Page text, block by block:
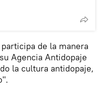
de la manera
Agencia Antidopaje
la cultura antidopaje,